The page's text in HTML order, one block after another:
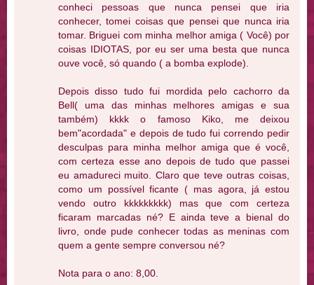
conheci pessoas que nunca pensei que iria
conhecer, tomei coisas que pensei que nunca iria
tomar. Briguei com minha melhor amiga ( Você) por
coisas IDIOTAS, por eu ser uma besta que nunca
ouve você, só quando ( a bomba explode).
Depois disso tudo fui mordida pelo cachorro da
Bell( uma das minhas melhores amigas e sua
também) kkkk o famoso Kiko, me deixou
bem"acordada" e depois de tudo fui correndo pedir
desculpas para minha melhor amiga que é você,
com certeza esse ano depois de tudo que passei
eu amadureci muito. Claro que teve outras coisas,
como um possível ficante ( mas agora, já estou
vendo outro kkkkkkkkk) mas que com certeza
ficaram marcadas né? E ainda teve a bienal do
livro, onde pude conhecer todas as meninas com
quem a gente sempre conversou né?
Nota para o ano: 8,00.